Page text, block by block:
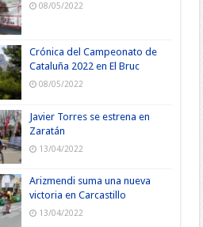
08/05/2022
Crónica del Campeonato de
Cataluña 2022 en El Bruc
08/05/2022
Javier Torres se estrena en
Zaratán
13/04/2022
Arizmendi suma una nueva
victoria en Carcastillo
13/04/2022